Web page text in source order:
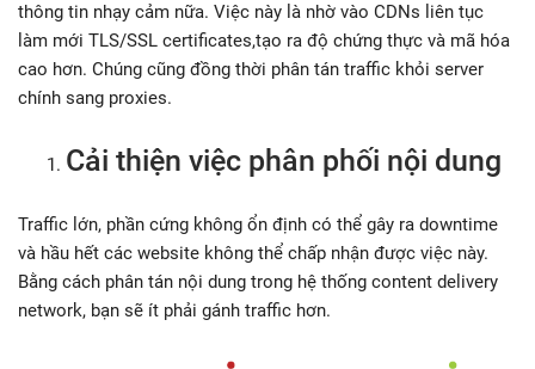
thông tin nhạy cảm nữa. Việc này là nhờ vào CDNs liên tục
làm mới TLS/SSL certificates,tạo ra độ chứng thực và mã hóa
cao hơn. Chúng cũng đồng thời phân tán traffic khỏi server
chính sang proxies.
Cải thiện việc phân phối nội dung
Traffic lớn, phần cứng không ổn định có thể gây ra downtime
và hầu hết các website không thể chấp nhận được việc này.
Bằng cách phân tán nội dung trong hệ thống content delivery
network, bạn sẽ ít phải gánh traffic hơn.